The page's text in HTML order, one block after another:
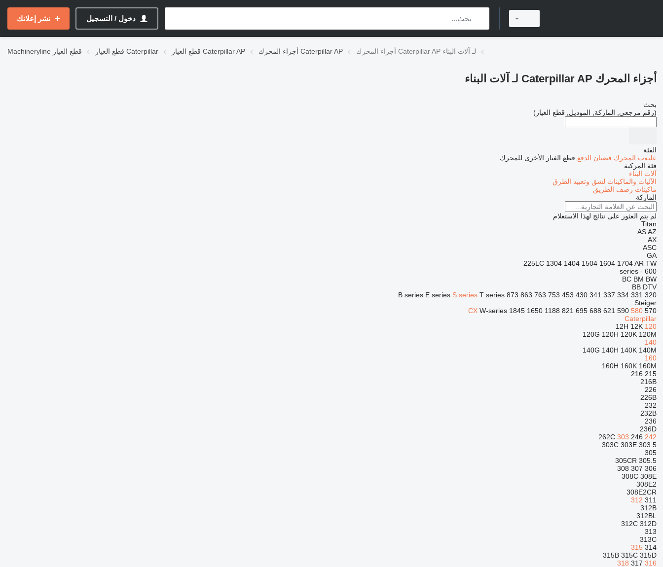
دخول / التسجيل نشر إعلانك
Machineryline قطع الغيار قطع الغيار Caterpillar قطع الغيار Caterpillar AP أجزاء المحرك Caterpillar AP أجزاء المحرك Caterpillar AP لـ آلات البناء
أجزاء المحرك Caterpillar AP لـ آلات البناء
بحث
(رقم مرجعي, الماركة, الموديل, قطع الغيار)
الفئة
علبةت المحرك قضبان الدفع قطع الغيار الأخرى للمحرك
فئة المركبة
آلات البناء
الآليات والماكينات لشق وتعبيد الطرق
ماكينات رصف الطريق
الماركة
لم يتم العثور على نتائج لهذا الاستعلام
Titan
AS AZ
AX
ASC
GA
225LC 1304 1404 1504 1604 1704 AR TW
600 - series
BC BM BW
BB DTV
320
331
334
337
341
430
453
753
763
863
873
B series E series S series T series
Steiger
570
580
590
621
688
695
821
1188
1650
1845
CX W-series
Caterpillar
12H 12K 120
120G 120H 120K 120M
140
140G 140H 140K 140M
160
160H 160K 160M
215
216
216B
226
226B
232
232B
236
236D
242
246
262C 303
303.5
303C 303E
305
305.5
305CR
306
307
308
308C 308E
308E2
308E2CR
311
312
312B
312BL
312C 312D
313
313C
314
315
315B 315C 315D
316
317
318